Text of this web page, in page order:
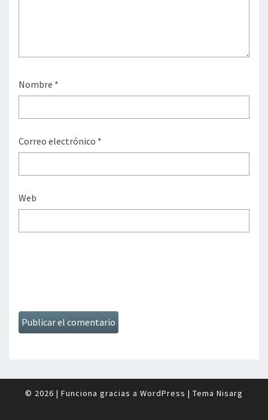
Nombre *
Correo electrónico *
Web
© 2026 | Funciona gracias a WordPress | Tema Nisarg